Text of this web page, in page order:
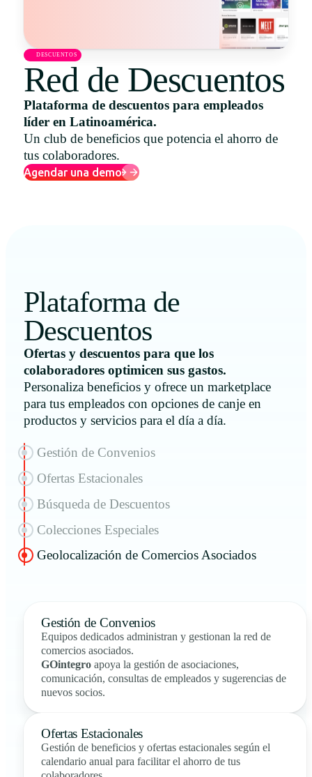
Español
English
Português
DESCUENTOS
Red de Descuentos
Plataforma de descuentos para empleados
líder en Latinoamérica.
Un club de beneficios que potencia el ahorro de
tus colaboradores.
Agendar una demo
Plataforma de
Descuentos
Ofertas y descuentos para que los
colaboradores optimicen sus gastos.
Personaliza beneficios y ofrece un marketplace
para tus empleados con opciones de canje en
productos y servicios para el día a día.
Gestión de Convenios
Ofertas Estacionales
Búsqueda de Descuentos
Colecciones Especiales
Geolocalización de Comercios Asociados
Gestión de Convenios
Equipos dedicados administran y gestionan la red de
comercios asociados.
GOintegro apoya la gestión de asociaciones,
comunicación, consultas de empleados y sugerencias de
nuevos socios.
Ofertas Estacionales
Gestión de beneficios y ofertas estacionales según el
calendario anual para facilitar el ahorro de tus